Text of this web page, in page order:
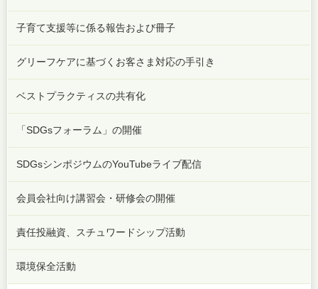
子育て支援等に係る報告および冊子
グリーフケアに基づくお客さま対応の手引き
ベストプラクティスの共有化
「SDGsフォーラム」の開催
SDGsシンポジウムのYouTubeライブ配信
会員会社向け講習会・研修会の開催
責任投融資、スチュワードシップ活動
環境保全活動